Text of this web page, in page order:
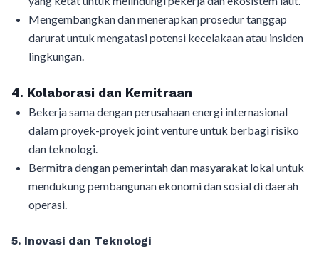
Mengembangkan dan menerapkan prosedur tanggap
darurat untuk mengatasi potensi kecelakaan atau insiden
lingkungan.
4. Kolaborasi dan Kemitraan
Bekerja sama dengan perusahaan energi internasional
dalam proyek-proyek joint venture untuk berbagi risiko
dan teknologi.
Bermitra dengan pemerintah dan masyarakat lokal untuk
mendukung pembangunan ekonomi dan sosial di daerah
operasi.
5. Inovasi dan Teknologi